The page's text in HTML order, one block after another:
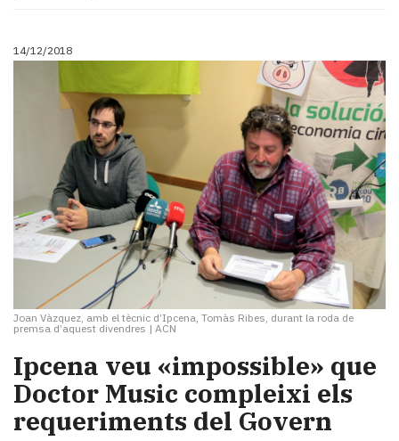
14/12/2018
Joan Vàzquez, amb el tècnic d’Ipcena, Tomàs Ribes, durant la roda de
premsa d’aquest divendres | ACN
Ipcena veu «impossible» que
Doctor Music compleixi els
requeriments del Govern